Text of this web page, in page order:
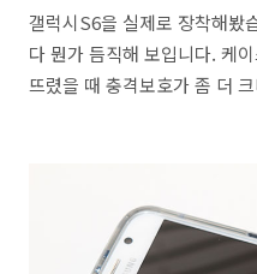
갤럭시S6을 실제로 장착해봤
다 뭔가 듬직해 보입니다. 케
뜨렸을 때 충격보호가 좀 더